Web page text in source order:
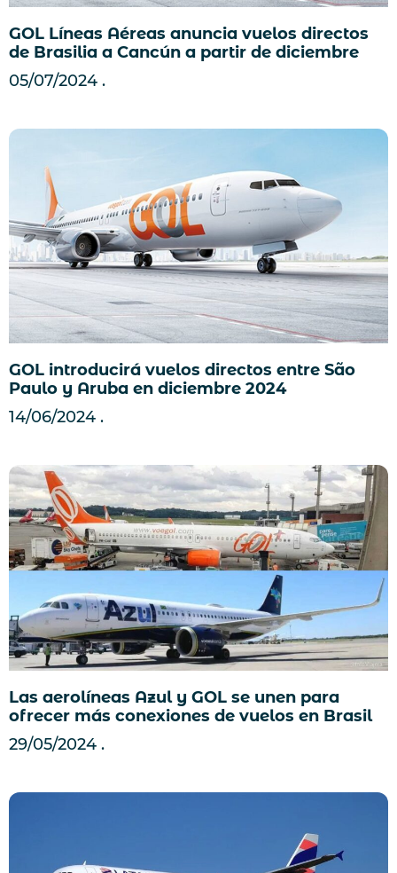
GOL Líneas Aéreas anuncia vuelos directos
de Brasilia a Cancún a partir de diciembre
05/07/2024
GOL introducirá vuelos directos entre São
Paulo y Aruba en diciembre 2024
14/06/2024
Las aerolíneas Azul y GOL se unen para
ofrecer más conexiones de vuelos en Brasil
29/05/2024